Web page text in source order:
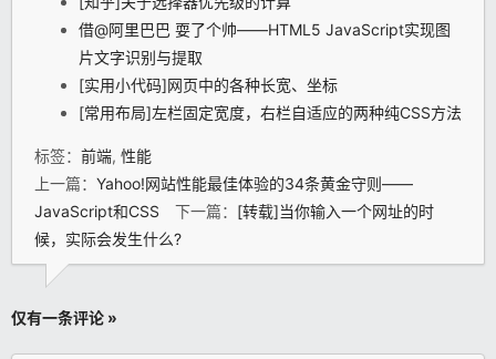
借@阿里巴巴 耍了个帅——HTML5 JavaScript实现图
片文字识别与提取
[实用小代码]网页中的各种长宽、坐标
[常用布局]左栏固定宽度，右栏自适应的两种纯CSS方法
标签： 前端, 性能
上一篇： Yahoo!网站性能最佳体验的34条黄金守则——
JavaScript和CSS 下一篇： [转载]当你输入一个网址的时
候，实际会发生什么?
仅有一条评论 »